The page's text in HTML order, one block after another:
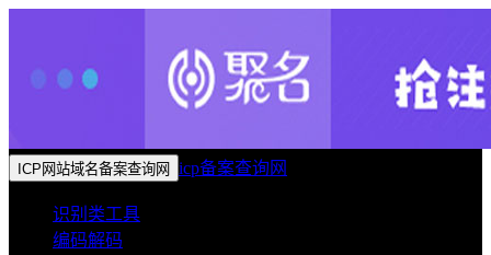
ICP网站域名备案查询网 icp备案查询网
识别类工具
编码解码